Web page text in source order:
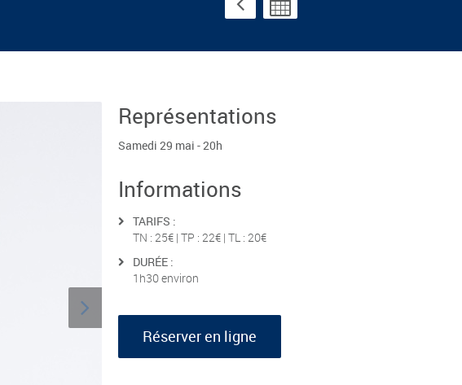
Représentations
Samedi 29 mai - 20h
Informations
TARIFS :
TN : 25€ | TP : 22€ | TL : 20€
DURÉE :
1h30 environ
Réserver en ligne